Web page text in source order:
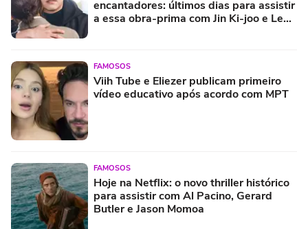
encantadores: últimos dias para assistir
a essa obra-prima com Jin Ki-joo e Lee
FAMOSOS
Viih Tube e Eliezer publicam primeiro
vídeo educativo após acordo com MPT
FAMOSOS
Hoje na Netflix: o novo thriller histórico
para assistir com Al Pacino, Gerard
Butler e Jason Momoa